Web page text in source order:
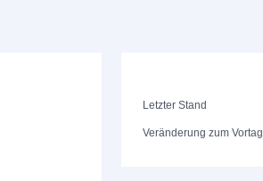
Letzter Stand
Veränderung zum Vortag